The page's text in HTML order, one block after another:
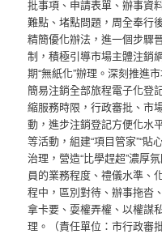
批事項、申請表單、辦事資
難點、堵點問題，周全奉行
精簡優化辦法，進一個步驟
制，積極引導市場主體注銷
期“無紙化”辦理。深刻推進
簡易注銷全部旅程電子化登
縮服務時限，行政審批、市
動，進步注銷登記方便化水
等活動，組建“項目管家”“貼
治理，營造“比學趕超”濃厚
員的業務程度、禮儀水準、
程中，區別對待、辦事拖沓
拿卡要、耍權弄權、以權謀
理。（責任單位：市行政審